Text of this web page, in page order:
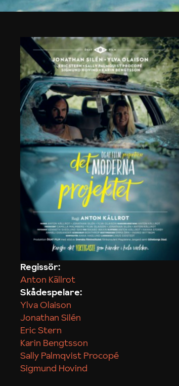
Regissör:
Anton Källrot
Skådespelare:
Ylva Olaison
Jonathan Silén
Eric Stern
Karin Bengtsson
Sally Palmqvist Procopé
Sigmund Hovind